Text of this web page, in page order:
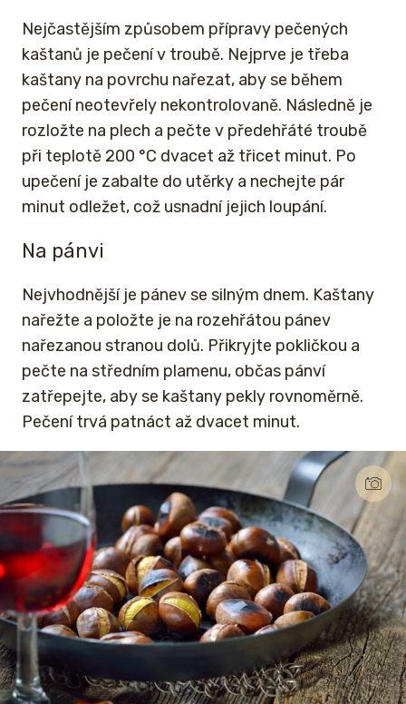
Nejčastějším způsobem přípravy pečených
kaštanů je pečení v troubě. Nejprve je třeba
kaštany na povrchu nařezat, aby se během
pečení neotevřely nekontrolovaně. Následně je
rozložte na plech a pečte v předehřáté troubě
při teplotě 200 °C dvacet až třicet minut. Po
upečení je zabalte do utěrky a nechejte pár
minut odležet, což usnadní jejich loupání.
Na pánvi
Nejvhodnější je pánev se silným dnem. Kaštany
nařežte a položte je na rozehřátou pánev
nařezanou stranou dolů. Přikryjte pokličkou a
pečte na středním plamenu, občas pánví
zatřepejte, aby se kaštany pekly rovnoměrně.
Pečení trvá patnáct až dvacet minut.